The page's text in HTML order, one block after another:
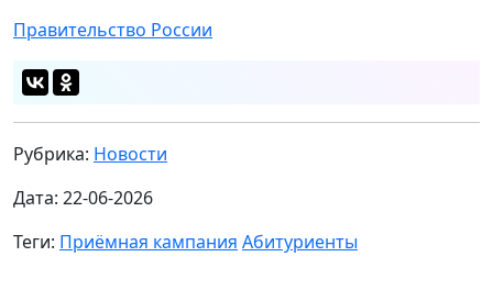
Правительство России
Рубрика: Новости
Дата: 22-06-2026
Теги: Приёмная кампания Абитуриенты